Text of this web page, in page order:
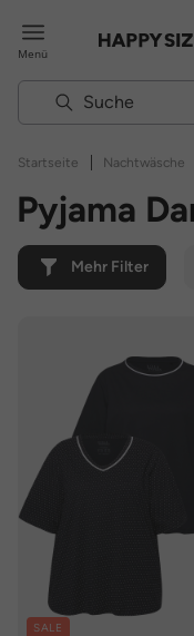
Menü
Startseite | Nachtwäsche
Pyjama
Mehr Filter
SALE